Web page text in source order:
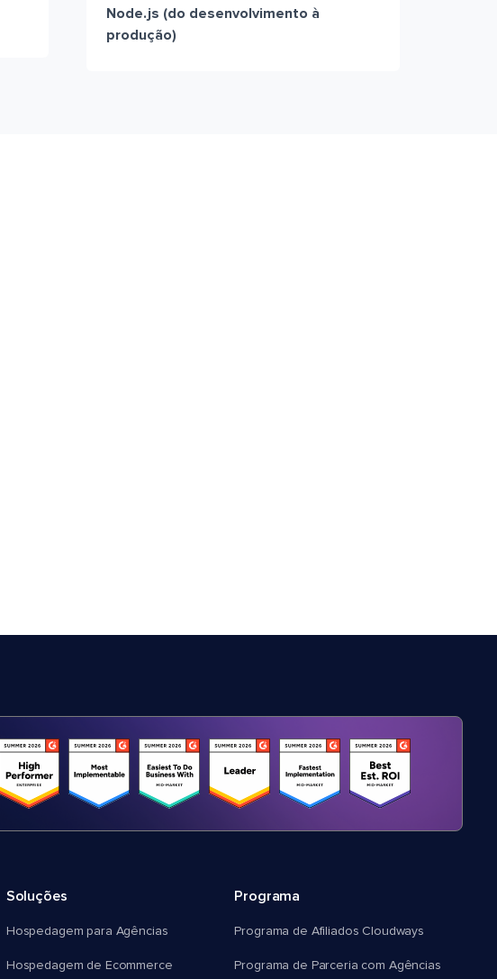
Node.js (do desenvolvimento à
produção)
Soluções
Hospedagem para Agências
Hospedagem de Ecommerce
Programa
Programa de Afiliados Cloudways
Programa de Parceria com Agências